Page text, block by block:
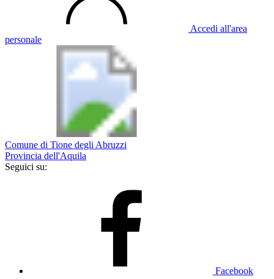
Accedi all'area
personale
Comune di Tione degli Abruzzi
Provincia dell'Aquila
Seguici su:
Facebook